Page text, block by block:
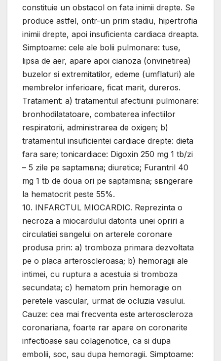
constituie un obstacol оn fata inimii drepte. Se
produce astfel, оntr-un prim stadiu, hipertrofia
inimii drepte, apoi insuficienta cardiaca dreapta.
Simptoame: cele ale bolii pulmonare: tuse,
lipsa de aer, apare apoi cianoza (оnvinetirea)
buzelor si extremitatilor, edeme (umflaturi) ale
membrelor inferioare, ficat marit, dureros.
Tratament: a) tratamentul afectiunii pulmonare:
bronhodilatatoare, combaterea infectiilor
respiratorii, administrarea de oxigen; b)
tratamentul insuficientei cardiace drepte: dieta
fara sare; tonicardiace: Digoxin 250 mg 1 tb/zi
– 5 zile pe saptamвna; diuretice; Furantril 40
mg 1 tb de doua ori pe saptamвna; sвngerare
la hematocrit peste 55%.
10. INFARCTUL MIOCARDIC. Reprezinta o
necroza a miocardului datorita unei opriri a
circulatiei sвngelui оn arterele coronare
produsa prin: a) tromboza primara dezvoltata
pe o placa arteroscleroasa; b) hemoragii ale
intimei, cu ruptura a acestuia si tromboza
secundata; c) hematom prin hemoragie оn
peretele vascular, urmat de ocluzia vasului.
Cauze: cea mai frecventa este arteroscleroza
coronariana, foarte rar apare оn coronarite
infectioase sau colagenotice, ca si dupa
embolii, soc, sau dupa hemoragii. Simptoame: